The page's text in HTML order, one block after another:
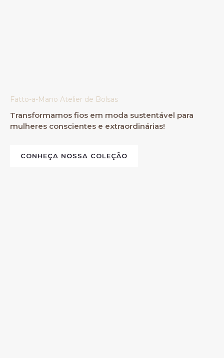
Fatto-a-Mano Atelier de Bolsas
Transformamos fios em moda sustentável para
mulheres conscientes e extraordinárias!
CONHEÇA NOSSA COLEÇÃO